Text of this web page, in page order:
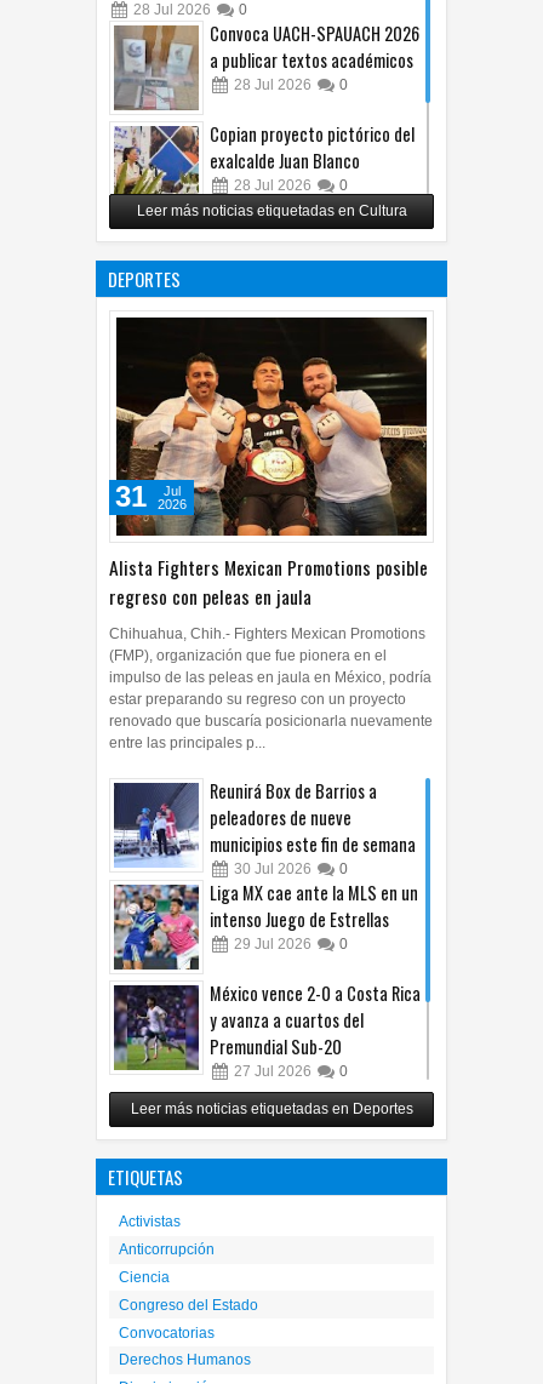
28 Jul 2026 0
Convoca UACH-SPAUACH 2026
a publicar textos académicos
28 Jul 2026 0
Copian proyecto pictórico del
exalcalde Juan Blanco
28 Jul 2026 0
Impulsa UPCH creatividad y
lectura con taller de mini
27 Jul 2026 0
Leer más noticias etiquetadas en Cultura
DEPORTES
Alista Fighters Mexican Promotions posible
regreso con peleas en jaula
31
Jul
2026
Chihuahua, Chih.- Fighters Mexican Promotions
(FMP), organización que fue pionera en el
impulso de las peleas en jaula en México, podría
estar preparando su regreso con un proyecto
renovado que buscaría posicionarla nuevamente
entre las principales p...
Reunirá Box de Barrios a
peleadores de nueve
municipios este fin de semana
30 Jul 2026 0
Liga MX cae ante la MLS en un
intenso Juego de Estrellas
29 Jul 2026 0
México vence 2-0 a Costa Rica
y avanza a cuartos del
Premundial Sub-20
27 Jul 2026 0
Cruz Azul arrolla a Toluca y
gana su cuarto trofeo de
Leer más noticias etiquetadas en Deportes
ETIQUETAS
Activistas
Anticorrupción
Ciencia
Congreso del Estado
Convocatorias
Derechos Humanos